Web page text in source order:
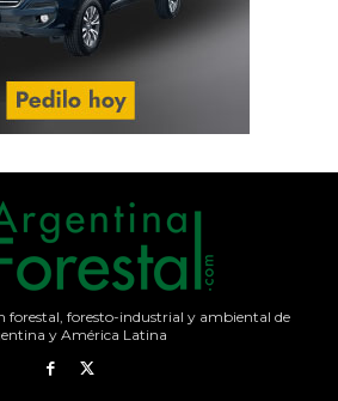
forestal, foresto-industrial y ambiental de
y América Latina